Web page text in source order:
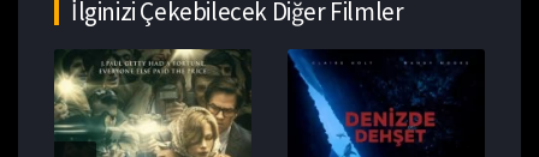
İlginizi Çekebilecek Diğer Filmler